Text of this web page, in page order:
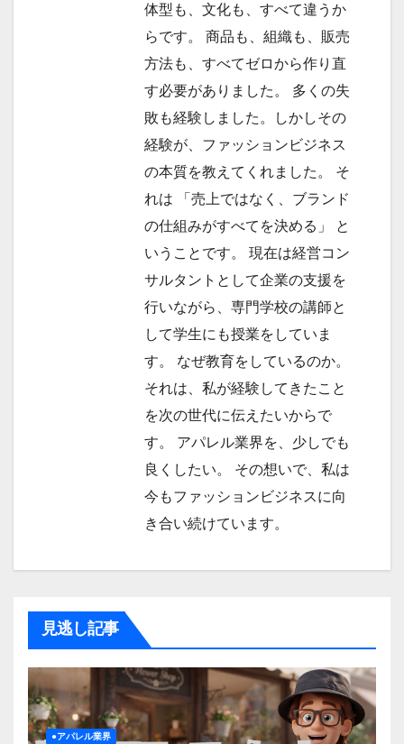
体型も、文化も、すべて違うか
らです。 商品も、組織も、販売
方法も、すべてゼロから作り直
す必要がありました。 多くの失
敗も経験しました。しかしその
経験が、ファッションビジネス
の本質を教えてくれました。 そ
れは 「売上ではなく、ブランド
の仕組みがすべてを決める」 と
いうことです。 現在は経営コン
サルタントとして企業の支援を
行いながら、専門学校の講師と
して学生にも授業をしていま
す。 なぜ教育をしているのか。
それは、私が経験してきたこと
を次の世代に伝えたいからで
す。 アパレル業界を、少しでも
良くしたい。 その想いで、私は
今もファッションビジネスに向
き合い続けています。
見逃し記事
●アパレル業界